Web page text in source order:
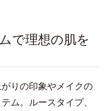
で理想の肌を
りの印象やメイクの
ム。ルースタイプ、